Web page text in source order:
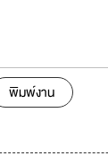
บการยอมรับจากผู้บริ
าพ ในภูมิภาคอาเซีย
มัย ได้
Loyalty) ผ่า
พิมพ์งาน